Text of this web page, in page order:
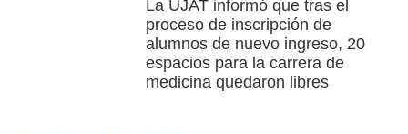
La UJAT informó que tras el
proceso de inscripción de
alumnos de nuevo ingreso, 20
espacios para la carrera de
medicina quedaron libres